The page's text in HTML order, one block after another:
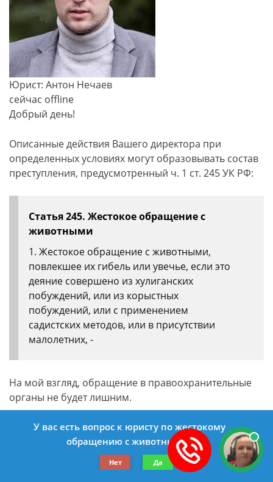
Юрист: Антон Нечаев
сейчас offline
Добрый день!
Описанные действия Вашего директора при
определенных условиях могут образовывать состав
преступления, предусмотренный ч. 1 ст. 245 УК РФ:
Статья 245. Жестокое обращение с
животными
1. Жестокое обращение с животными,
повлекшее их гибель или увечье, если это
деяние совершено из хулиганских
побуждений, или из корыстных
побуждений, или с применением
садистских методов, или в присутствии
малолетних, -
На мой взгляд, обращение в правоохранительные
органы не будет лишним.
задать вопрос
У вас есть вопрос к юристу по жестокому
обращению с животными?
Нет Да